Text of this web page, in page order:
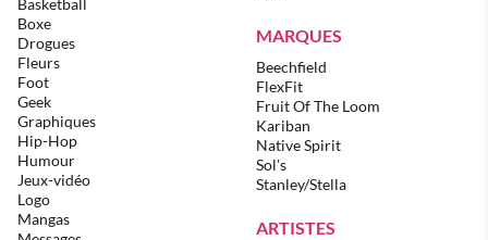
Basketball
Boxe
Drogues
Fleurs
Foot
Geek
Graphiques
Hip-Hop
Humour
Jeux-vidéo
Logo
Mangas
MARQUES
Beechfield
FlexFit
Fruit Of The Loom
Kariban
Native Spirit
Sol's
Stanley/Stella
ARTISTES